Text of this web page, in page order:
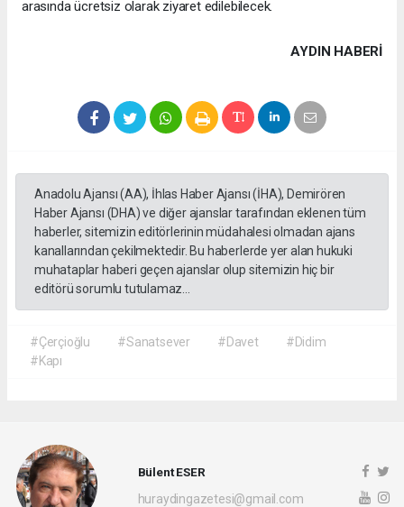
arasında ücretsiz olarak ziyaret edilebilecek.
AYDIN HABERİ
Anadolu Ajansı (AA), İhlas Haber Ajansı (İHA), Demirören
Haber Ajansı (DHA) ve diğer ajanslar tarafından eklenen tüm
haberler, sitemizin editörlerinin müdahalesi olmadan ajans
kanallarından çekilmektedir. Bu haberlerde yer alan hukuki
muhataplar haberi geçen ajanslar olup sitemizin hiç bir
editörü sorumlu tutulamaz...
#Çerçioğlu #Sanatsever #Davet
#Didim
#Kapı
Bülent ESER
huraydingazetesi@gmail.com